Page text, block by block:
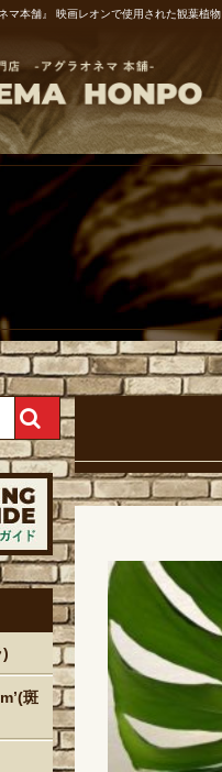
本舗』 映画レオンで使用された観葉植物
斑